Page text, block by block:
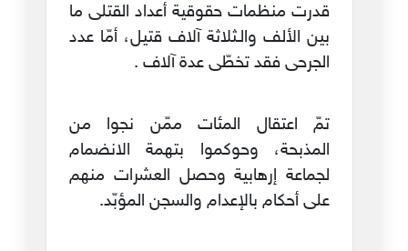
قدرت منظمات حقوقية أعداد القتلى ما
بين الألف والـثلاثة آلاف قتيل، أمّا عدد
الجرحى فقد تخطّى عدة آلاف .
تمّ اعتقال المئات ممّن نجوا من
المذبحة، وحوكموا بتهمة الانضمام
لجماعة إرهابية وحصل العشرات منهم
على أحكام بالإعدام والسجن المؤبّد.